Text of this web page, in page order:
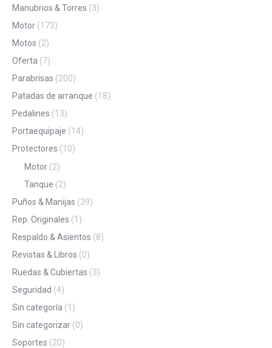
Manubrios & Torres (3)
Motor (173)
Motos (2)
Oferta (7)
Parabrisas (200)
Patadas de arranque (18)
Pedalines (13)
Portaequipaje (14)
Protectores (10)
Motor (2)
Tanque (2)
Puños & Manijas (39)
Rep. Originales (1)
Respaldo & Asientos (8)
Revistas & Libros (0)
Ruedas & Cubiertas (3)
Seguridad (4)
Sin categoría (1)
Sin categorizar (0)
Soportes (20)